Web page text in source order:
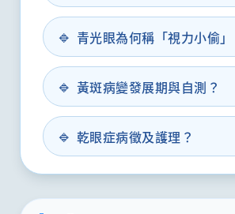
🔹 青光眼為何稱「視力小偷」
🔹 黃斑病變發展期與自測？
🔹 乾眼症病徵及護理？